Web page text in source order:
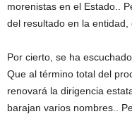
morenistas en el Estado..
del resultado en la entidad,
Por cierto, se ha
Que al término total del
renovará la dirigencia
barajan varios nombres..